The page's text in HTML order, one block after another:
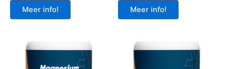
Meer info! Meer info!